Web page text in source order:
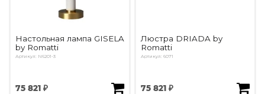
Настольная лампа GISELA
by Romatti
Артикул: N6201-3
75 821 ₽
Люстра DRIADA by
Romatti
Артикул: 6071
75 821 ₽